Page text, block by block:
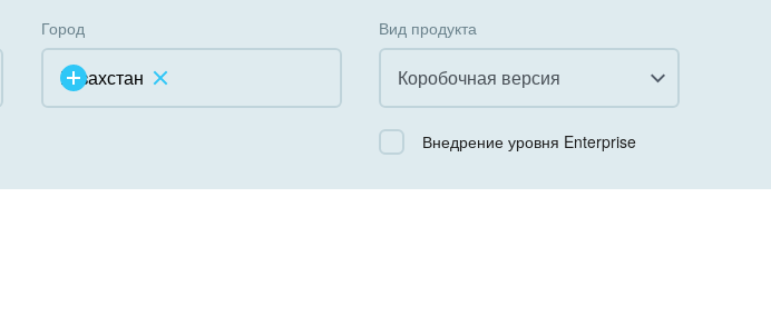
Город
Казахстан
Вид продукта
Коробочная версия
ВсеВнедрение уровня Enterprise